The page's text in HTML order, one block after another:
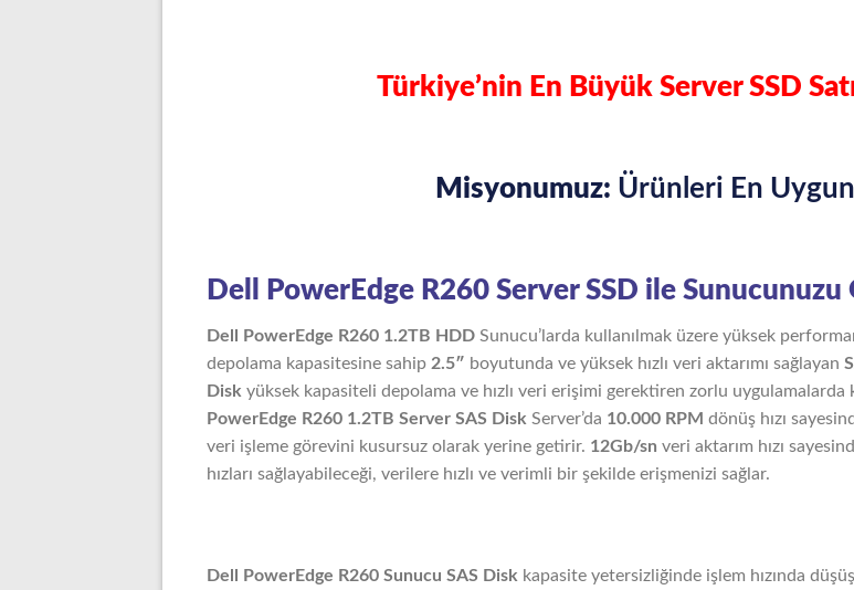
Türkiye’nin En Büyük Server SSD
Misyonumuz: Ürünleri En
Dell PowerEdge R260 Server SSD ile
Dell PowerEdge R260 1.2TB HDD Sunucu’larda kullanılmak üzere yüksek
depolama kapasitesine sahip 2.5″ boyutunda ve yüksek hızlı veri aktarımı sağlayan
Disk yüksek kapasiteli depolama ve hızlı veri erişimi gerektiren zorlu
PowerEdge R260 1.2TB Server SAS Disk Server’da 10.000 RPM dönüş hızı
veri işleme görevini kusursuz olarak yerine getirir. 12Gb/sn veri aktarım hızı
hızları sağlayabileceği, verilere hızlı ve verimli bir şekilde erişmenizi sağlar.
Dell PowerEdge R260 Sunucu SAS Disk kapasite yetersizliğinde işlem hızında